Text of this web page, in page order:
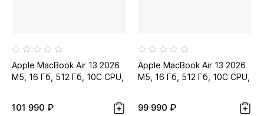
Apple MacBook Air 13 2026
M5, 16 Гб, 512 Гб, 10C CPU,
101 990 ₽
Apple MacBook Air 13 2026
M5, 16 Гб, 512 Гб, 10C CPU,
99 990 ₽